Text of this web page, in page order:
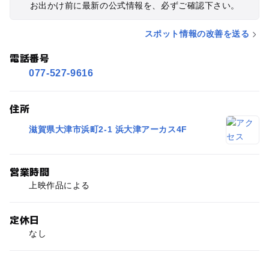
お出かけ前に最新の公式情報を、必ずご確認下さい。
スポット情報の改善を送る
電話番号
077-527-9616
住所
滋賀県大津市浜町2-1 浜大津アーカス4F
営業時間
上映作品による
定休日
なし